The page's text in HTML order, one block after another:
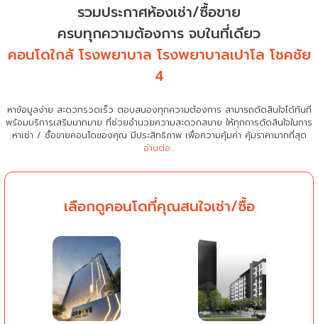
รวมประกาศห้องเช่า/ซื้อขาย
ครบทุกความต้องการ จบในที่เดียว
คอนโดใกล้ โรงพยาบาล โรงพยาบาลเปาโล โชคชัย
4
หาข้อมูลง่าย สะดวกรวดเร็ว ตอบสนองทุกความต้องการ สามารถตัดสินใจได้ทันที
พร้อมบริการเสริมมากมาย ที่ช่วยอำนวยความสะดวกสบาย ให้ทุกการตัดสินใจในการ
หาเช่า / ซื้อขายคอนโดของคุณ มีประสิทธิภาพ เพื่อความคุ้มค่า คุ้มราคามากที่สุด
อ่านต่อ...
เลือกดูคอนโดที่คุณสนใจเช่า/ซื้อ